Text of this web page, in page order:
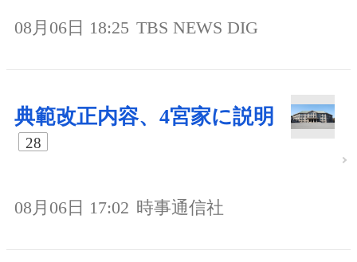
08月06日 18:25 TBS NEWS DIG
典範改正内容、4宮家に説明
28
08月06日 17:02 時事通信社